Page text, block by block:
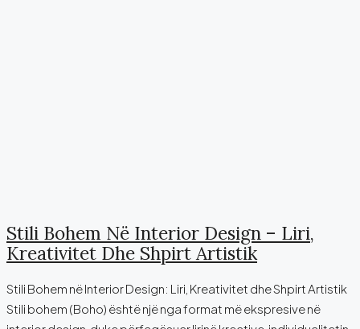
Stili Bohem Në Interior Design – Liri,
Kreativitet Dhe Shpirt Artistik
Stili Bohem në Interior Design: Liri, Kreativitet dhe Shpirt Artistik
Stili bohem (Boho) është një nga format më ekspresive në